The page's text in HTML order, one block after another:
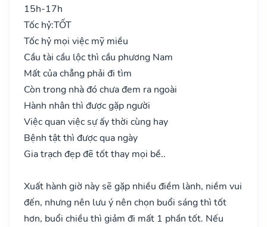
15h-17h
Tốc hỷ:TỐT
Tốc hỷ mọi việc mỹ miều
Cầu tài cầu lộc thì cầu phương Nam
Mất của chẳng phải đi tìm
Còn trong nhà đó chưa đem ra ngoài
Hành nhân thì được gặp người
Việc quan việc sự ấy thời cùng hay
Bệnh tật thì được qua ngày
Gia trạch đẹp đẽ tốt thay mọi bề..
Xuất hành giờ này sẽ gặp nhiều điềm lành, niềm vui
đến, nhưng nên lưu ý nên chọn buổi sáng thì tốt
hơn, buổi chiều thì giảm đi mất 1 phần tốt. Nếu